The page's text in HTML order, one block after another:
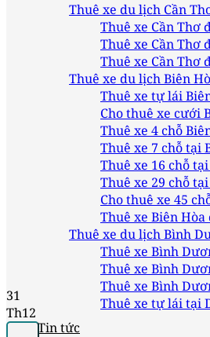
Thuê xe du lịch Cần
Thuê xe Cần Thơ
Thuê xe Cần Thơ
Thuê xe Cần Thơ
Thuê xe du lịch Biên
Thuê xe tự lái
Cho thuê xe cưới
Thuê xe 4 chỗ
Thuê xe 7 chỗ tại
Thuê xe 16 chỗ
Thuê xe 29 chỗ
Cho thuê xe 45
Thuê xe Biên
Thuê xe du lịch Bình
Thuê xe Bình
Thuê xe Bình
Thuê xe Bình
Thuê xe tự lái tại
Tin tức
31
Th12